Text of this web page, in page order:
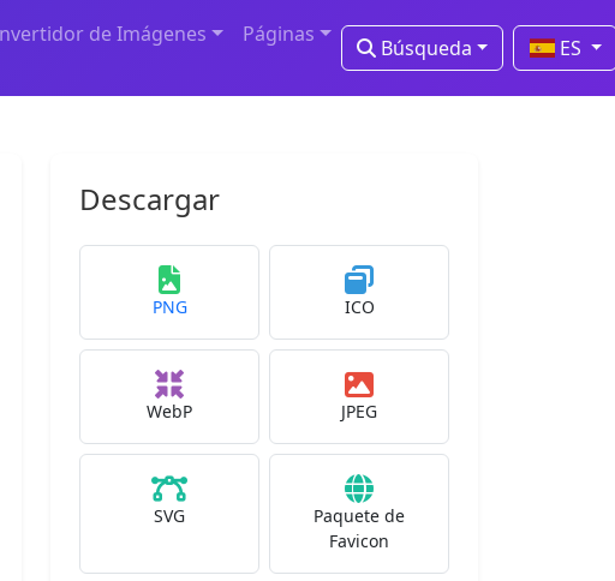
de Imágenes Páginas
Búsqueda ES
Descargar
PNG ICO
WebP JPEG
SVG
Paquete de
Favicon